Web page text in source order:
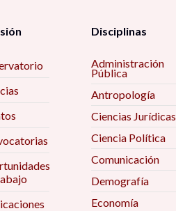
Disciplinas
Administración
Pública
Antropología
Ciencias Jurídicas
Ciencia Política
Comunicación
Demografía
Economía